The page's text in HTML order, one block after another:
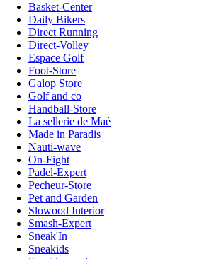
Basket-Center
Daily Bikers
Direct Running
Direct-Volley
Espace Golf
Foot-Store
Galop Store
Golf and co
Handball-Store
La sellerie de Maé
Made in Paradis
Nauti-wave
On-Fight
Padel-Expert
Pecheur-Store
Pet and Garden
Slowood Interior
Smash-Expert
Sneak'In
Sneakids